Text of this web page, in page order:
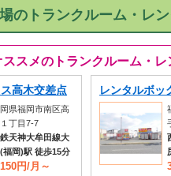
のトランクルーム・レ
スメのトランクルーム・
高木交差点
県福岡市南区高
丁目7-7
天神大牟田線大
福岡)駅 徒歩15分
円/月～
レンタルボッ